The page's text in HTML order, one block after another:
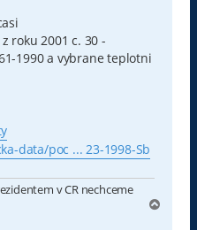
roku 2001 c. 30 -
1990 a vybrane teplotni
data/poc ... 23-1998-Sb
v CR nechceme